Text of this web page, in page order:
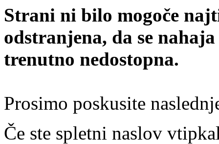
Strani ni bilo mogoče
odstranjena, da se
trenutno nedostopna.
Prosimo poskusite
Če ste spletni naslov